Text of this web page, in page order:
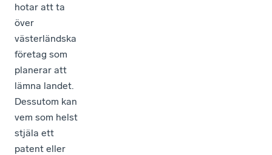
hotar att ta
över
västerländska
företag som
planerar att
lämna landet.
Dessutom kan
vem som helst
stjäla ett
patent eller